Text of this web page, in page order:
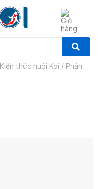
Kiến thức nuôi Koi / Phân